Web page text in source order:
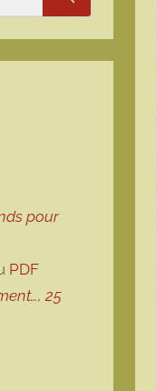
Rechercher
pour
PDF
25